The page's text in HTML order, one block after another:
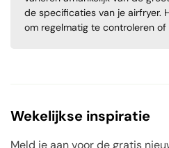
de specificaties van je airfryer.
om regelmatig te controleren
Wekelijkse inspiratie
Meld je aan voor de gratis